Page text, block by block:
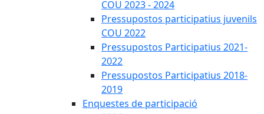
COU 2023 - 2024
Pressupostos participatius juvenils
COU 2022
Pressupostos Participatius 2021-
2022
Pressupostos Participatius 2018-
2019
Enquestes de participació